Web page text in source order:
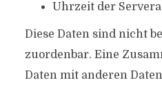
Uhrzeit der
Diese Daten sind nicht
zuordenbar. Eine
Daten mit anderen